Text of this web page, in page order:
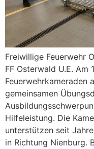
Freiwillige Feuerwehr
FF Osterwald U.E. Am
Feuerwehrkameraden
gemeinsamen
Hilfeleistung. Die
unterstützen seit
in Richtung Nienburg.